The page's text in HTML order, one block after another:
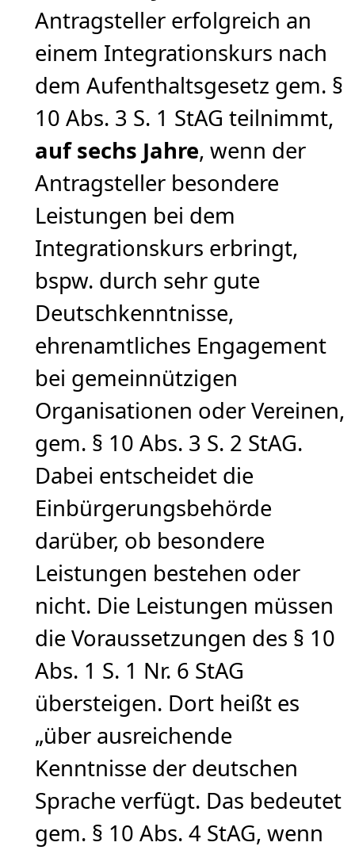
Antragsteller erfolgreich an
einem Integrationskurs nach
dem Aufenthaltsgesetz gem. §
10 Abs. 3 S. 1 StAG teilnimmt,
auf sechs Jahre, wenn der
Antragsteller besondere
Leistungen bei dem
Integrationskurs erbringt,
bspw. durch sehr gute
Deutschkenntnisse,
ehrenamtliches Engagement
bei gemeinnützigen
Organisationen oder Vereinen,
gem. § 10 Abs. 3 S. 2 StAG.
Dabei entscheidet die
Einbürgerungsbehörde
darüber, ob besondere
Leistungen bestehen oder
nicht. Die Leistungen müssen
die Voraussetzungen des § 10
Abs. 1 S. 1 Nr. 6 StAG
übersteigen. Dort heißt es
„über ausreichende
Kenntnisse der deutschen
Sprache verfügt. Das bedeutet
gem. § 10 Abs. 4 StAG, wenn